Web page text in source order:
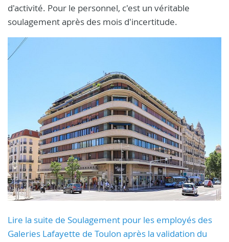
d'activité. Pour le personnel, c'est un véritable
soulagement après des mois d'incertitude.
Lire la suite de Soulagement pour les employés des
Galeries Lafayette de Toulon après la validation du